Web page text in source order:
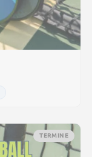
TERMINE